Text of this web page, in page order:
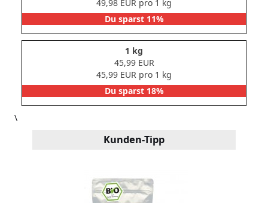
49,98 EUR pro 1 kg
Du sparst 11%
1 kg
45,99 EUR
45,99 EUR pro 1 kg
Du sparst 18%
\
Kunden-Tipp